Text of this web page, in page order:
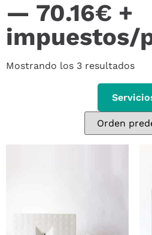
— 70.16€ +
impuestos/
Mostrando los 3 resultados